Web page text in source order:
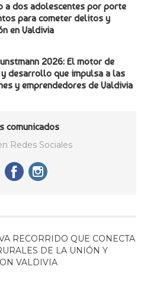
a dos adolescentes por porte
para cometer delitos y
en Valdivia
2026: El motor de
desarrollo que impulsa a las
y emprendedores de Valdivia
comunicados
Redes Sociales
RECORRIDO QUE CONECTA
DE LA UNIÓN Y
VALDIVIA